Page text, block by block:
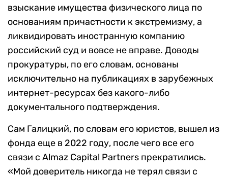
взыскание имущества физического лица по
основаниям причастности к экстремизму, а
ликвидировать иностранную компанию
российский суд и вовсе не вправе. Доводы
прокуратуры, по его словам, основаны
исключительно на публикациях в зарубежных
интернет-ресурсах без какого-либо
документального подтверждения.
Сам Галицкий, по словам его юристов, вышел из
фонда еще в 2022 году, после чего все его
связи с Almaz Capital Partners прекратились.
«Мой доверитель никогда не терял связи с